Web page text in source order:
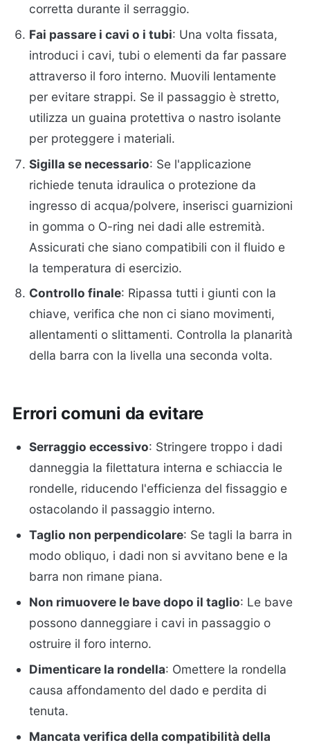
corretta durante il serraggio.
Fai passare i cavi o i tubi: Una volta fissata,
introduci i cavi, tubi o elementi da far passare
attraverso il foro interno. Muovili lentamente
per evitare strappi. Se il passaggio è stretto,
utilizza un guaina protettiva o nastro isolante
per proteggere i materiali.
Sigilla se necessario: Se l'applicazione
richiede tenuta idraulica o protezione da
ingresso di acqua/polvere, inserisci guarnizioni
in gomma o O-ring nei dadi alle estremità.
Assicurati che siano compatibili con il fluido e
la temperatura di esercizio.
Controllo finale: Ripassa tutti i giunti con la
chiave, verifica che non ci siano movimenti,
allentamenti o slittamenti. Controlla la planarità
della barra con la livella una seconda volta.
Errori comuni da evitare
Serraggio eccessivo: Stringere troppo i dadi
danneggia la filettatura interna e schiaccia le
rondelle, riducendo l'efficienza del fissaggio e
ostacolando il passaggio interno.
Taglio non perpendicolare: Se tagli la barra in
modo obliquo, i dadi non si avvitano bene e la
barra non rimane piana.
Non rimuovere le bave dopo il taglio: Le bave
possono danneggiare i cavi in passaggio o
ostruire il foro interno.
Dimenticare la rondella: Omettere la rondella
causa affondamento del dado e perdita di
tenuta.
Mancata verifica della compatibilità della